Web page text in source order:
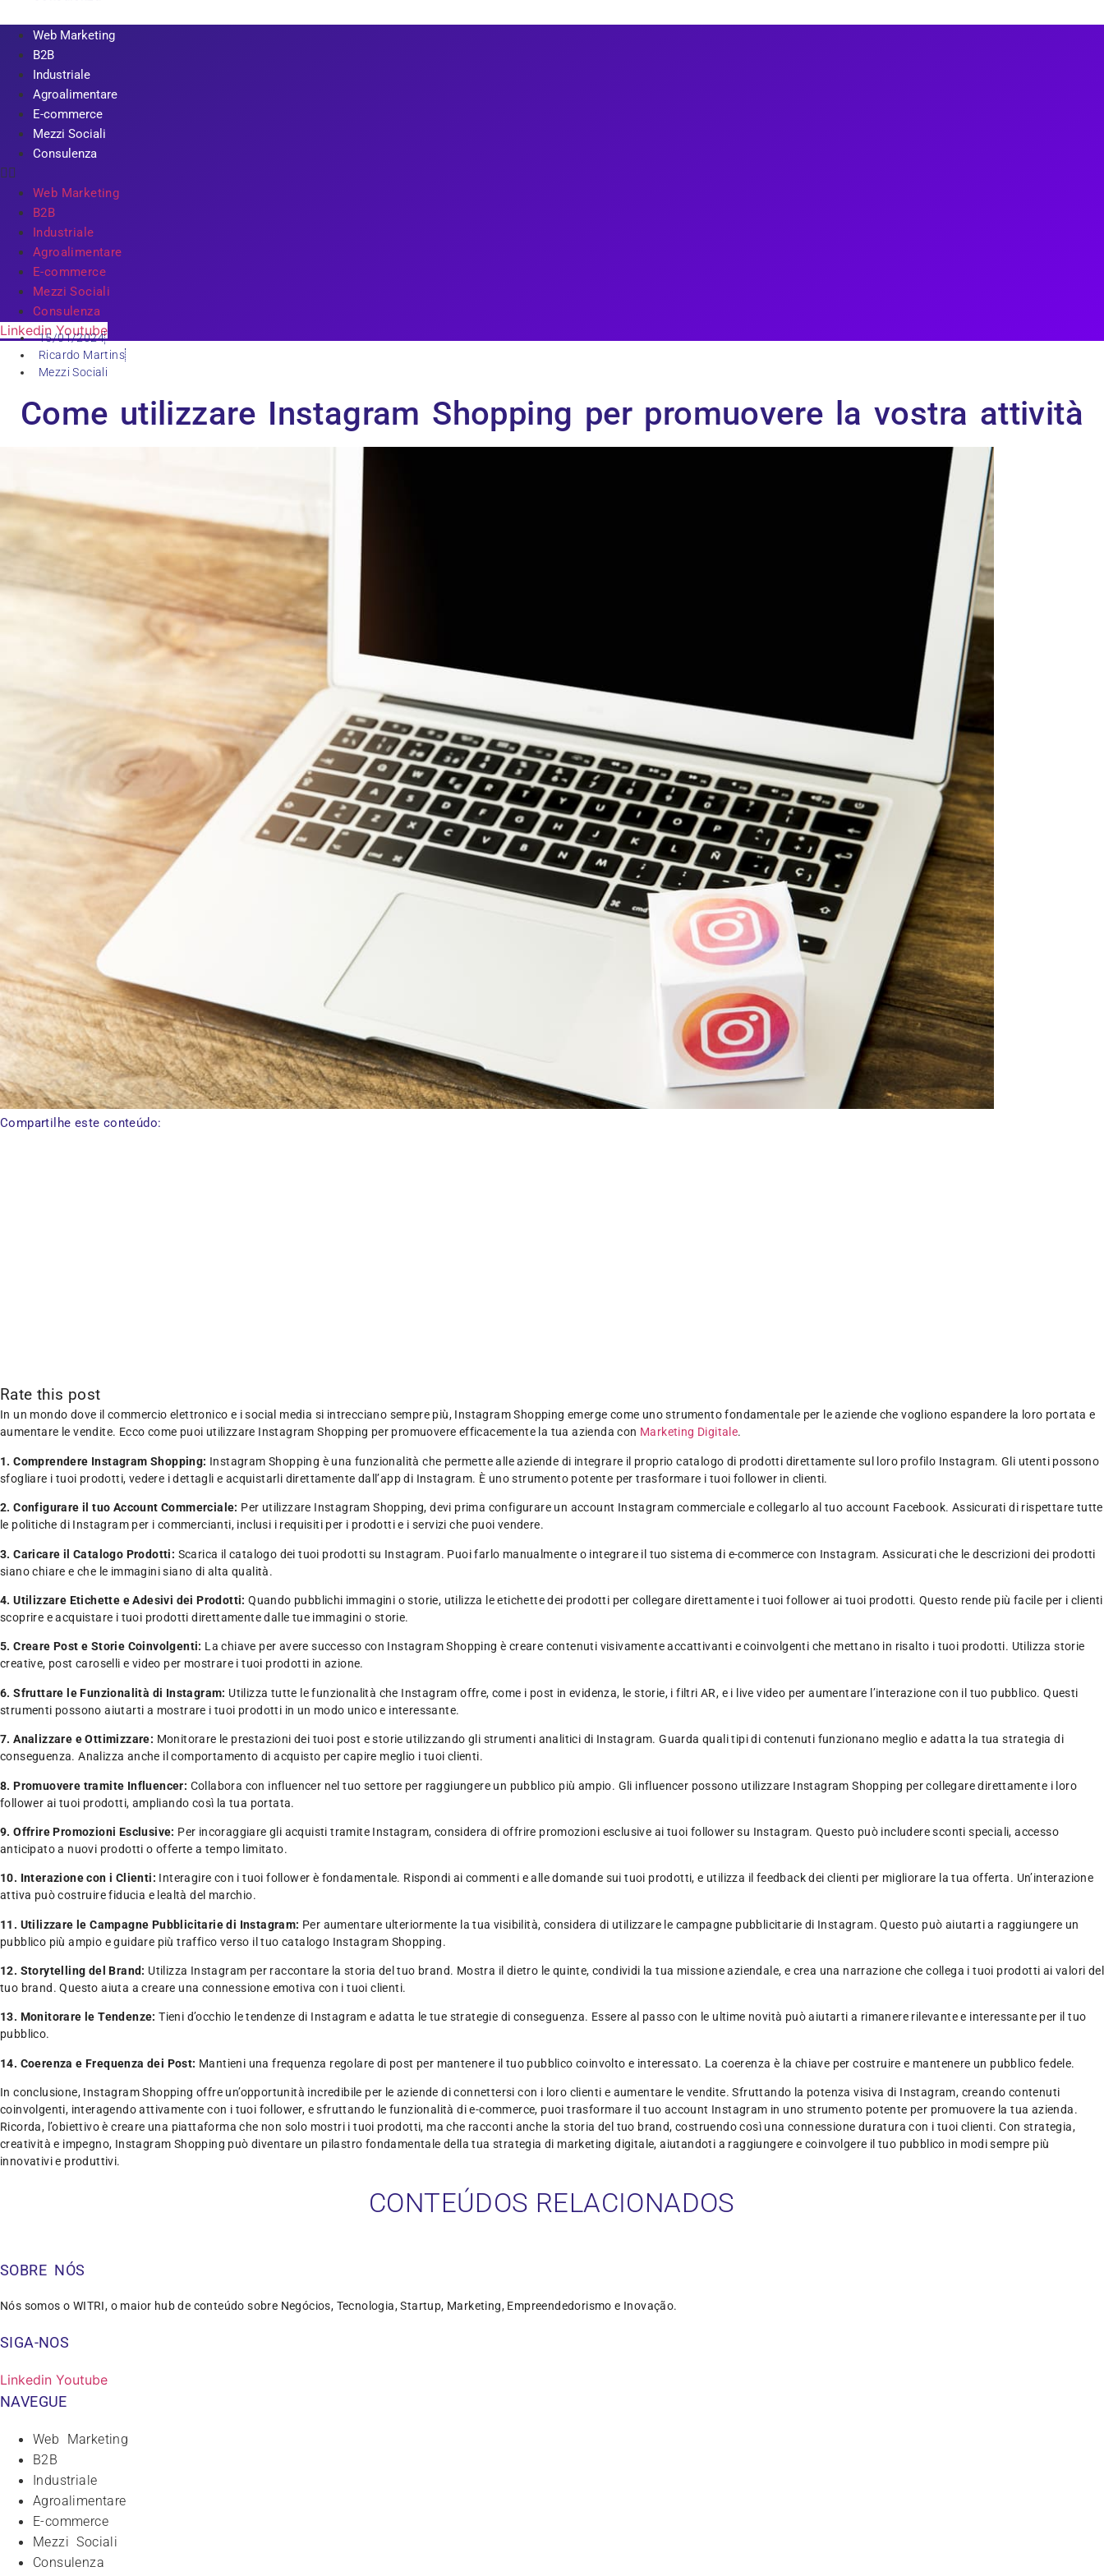
Web Marketing
B2B
Industriale
Agroalimentare
E-commerce
Mezzi Sociali
Consulenza
Web Marketing
B2B
Industriale
Agroalimentare
E-commerce
Mezzi Sociali
Consulenza
Linkedin Youtube
15/01/2024
Ricardo Martins
Mezzi Sociali
Come utilizzare Instagram Shopping per promuovere la vostra attività
Compartilhe este conteúdo:
Rate this post
In un mondo dove il commercio elettronico e i social media si intrecciano sempre più, Instagram Shopping emerge come uno strumento fondamentale per le aziende che vogliono espandere la loro portata e
aumentare le vendite. Ecco come puoi utilizzare Instagram Shopping per promuovere efficacemente la tua azienda con Marketing Digitale.
1. Comprendere Instagram Shopping: Instagram Shopping è una funzionalità che permette alle aziende di integrare il proprio catalogo di prodotti direttamente sul loro profilo Instagram. Gli utenti possono
sfogliare i tuoi prodotti, vedere i dettagli e acquistarli direttamente dall’app di Instagram. È uno strumento potente per trasformare i tuoi follower in clienti.
2. Configurare il tuo Account Commerciale: Per utilizzare Instagram Shopping, devi prima configurare un account Instagram commerciale e collegarlo al tuo account Facebook. Assicurati di rispettare tutte
le politiche di Instagram per i commercianti, inclusi i requisiti per i prodotti e i servizi che puoi vendere.
3. Caricare il Catalogo Prodotti: Scarica il catalogo dei tuoi prodotti su Instagram. Puoi farlo manualmente o integrare il tuo sistema di e-commerce con Instagram. Assicurati che le descrizioni dei prodotti
siano chiare e che le immagini siano di alta qualità.
4. Utilizzare Etichette e Adesivi dei Prodotti: Quando pubblichi immagini o storie, utilizza le etichette dei prodotti per collegare direttamente i tuoi follower ai tuoi prodotti. Questo rende più facile per i clienti
scoprire e acquistare i tuoi prodotti direttamente dalle tue immagini o storie.
5. Creare Post e Storie Coinvolgenti: La chiave per avere successo con Instagram Shopping è creare contenuti visivamente accattivanti e coinvolgenti che mettano in risalto i tuoi prodotti. Utilizza storie
creative, post caroselli e video per mostrare i tuoi prodotti in azione.
6. Sfruttare le Funzionalità di Instagram: Utilizza tutte le funzionalità che Instagram offre, come i post in evidenza, le storie, i filtri AR, e i live video per aumentare l’interazione con il tuo pubblico. Questi
strumenti possono aiutarti a mostrare i tuoi prodotti in un modo unico e interessante.
7. Analizzare e Ottimizzare: Monitorare le prestazioni dei tuoi post e storie utilizzando gli strumenti analitici di Instagram. Guarda quali tipi di contenuti funzionano meglio e adatta la tua strategia di
conseguenza. Analizza anche il comportamento di acquisto per capire meglio i tuoi clienti.
8. Promuovere tramite Influencer: Collabora con influencer nel tuo settore per raggiungere un pubblico più ampio. Gli influencer possono utilizzare Instagram Shopping per collegare direttamente i loro
follower ai tuoi prodotti, ampliando così la tua portata.
9. Offrire Promozioni Esclusive: Per incoraggiare gli acquisti tramite Instagram, considera di offrire promozioni esclusive ai tuoi follower su Instagram. Questo può includere sconti speciali, accesso
anticipato a nuovi prodotti o offerte a tempo limitato.
10. Interazione con i Clienti: Interagire con i tuoi follower è fondamentale. Rispondi ai commenti e alle domande sui tuoi prodotti, e utilizza il feedback dei clienti per migliorare la tua offerta. Un’interazione
attiva può costruire fiducia e lealtà del marchio.
11. Utilizzare le Campagne Pubblicitarie di Instagram: Per aumentare ulteriormente la tua visibilità, considera di utilizzare le campagne pubblicitarie di Instagram. Questo può aiutarti a raggiungere un
pubblico più ampio e guidare più traffico verso il tuo catalogo Instagram Shopping.
12. Storytelling del Brand: Utilizza Instagram per raccontare la storia del tuo brand. Mostra il dietro le quinte, condividi la tua missione aziendale, e crea una narrazione che collega i tuoi prodotti ai valori del
tuo brand. Questo aiuta a creare una connessione emotiva con i tuoi clienti.
13. Monitorare le Tendenze:Tieni d’occhio le tendenze di Instagram e adatta le tue strategie di conseguenza. Essere al passo con le ultime novità può aiutarti a rimanere rilevante e interessante per il tuo
pubblico.
14. Coerenza e Frequenza dei Post: Mantieni una frequenza regolare di post per mantenere il tuo pubblico coinvolto e interessato. La coerenza è la chiave per costruire e mantenere un pubblico fedele.
In conclusione, Instagram Shopping offre un’opportunità incredibile per le aziende di connettersi con i loro clienti e aumentare le vendite. Sfruttando la potenza visiva di Instagram, creando contenuti
coinvolgenti, interagendo attivamente con i tuoi follower, e sfruttando le funzionalità di e-commerce, puoi trasformare il tuo account Instagram in uno strumento potente per promuovere la tua azienda.
Ricorda, l’obiettivo è creare una piattaforma che non solo mostri i tuoi prodotti, ma che racconti anche la storia del tuo brand, costruendo così una connessione duratura con i tuoi clienti. Con strategia,
creatività e impegno, Instagram Shopping può diventare un pilastro fondamentale della tua strategia di marketing digitale, aiutandoti a raggiungere e coinvolgere il tuo pubblico in modi sempre più
innovativi e produttivi.
CONTEÚDOS RELACIONADOS
SOBRE NÓS
Nós somos o WITRI, o maior hub de conteúdo sobre Negócios, Tecnologia, Startup, Marketing, Empreendedorismo e Inovação.
SIGA-NOS
Linkedin Youtube
NAVEGUE
Web Marketing
B2B
Industriale
Agroalimentare
E-commerce
Mezzi Sociali
Consulenza